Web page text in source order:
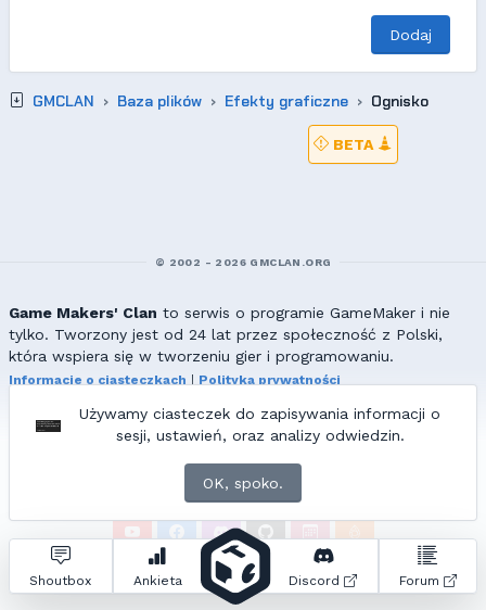
Dodaj
GMCLAN Baza plików Efekty graficzne Ognisko
Używamy ciasteczek do zapisywania informacji o
sesji, ustawień, oraz analizy odwiedzin.
OK, spoko.
Shoutbox Ankieta Discord Forum
BETA
© 2002 - 2026 GMCLAN.ORG
Game Makers' Clan to serwis o programie GameMaker i nie
tylko. Tworzony jest od 24 lat przez społeczność z Polski,
która wspiera się w tworzeniu gier i programowaniu.
Informacje o ciasteczkach
Polityka prywatności
Wszelkie prawa zastrzeżone. Kopiowanie materiałów bez zgody
redakcji zabronione!
ZNAJDZIESZ NAS TAKŻE NA:
Zapytań do bazy: • Czas generowania: